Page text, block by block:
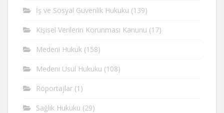
İş ve Sosyal Güvenlik Hukuku (139)
Kişisel Verilerin Korunması Kanunu (17)
Medeni Hukuk (158)
Medeni Usul Hukuku (108)
Röportajlar (1)
Sağlık Hukuku (29)